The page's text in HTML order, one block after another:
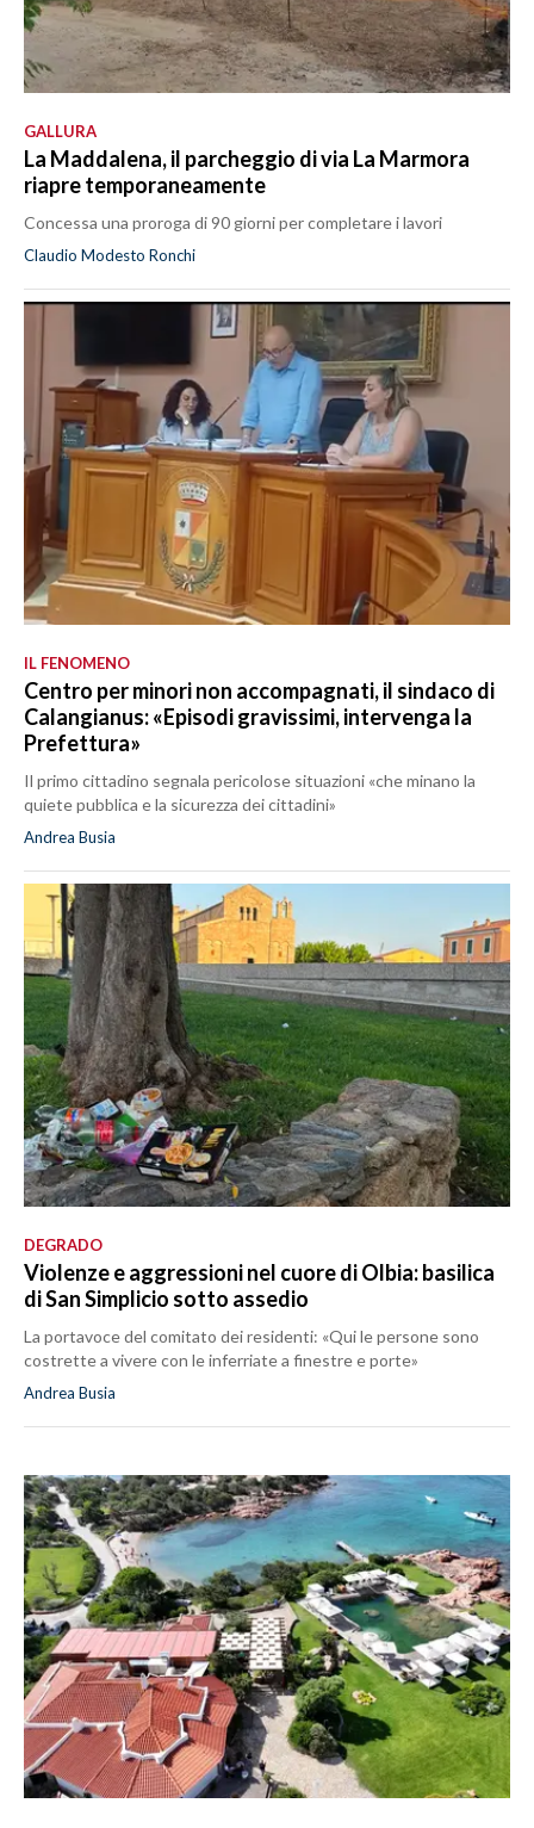
GALLURA
La Maddalena, il parcheggio di via La Marmora
riapre temporaneamente
Concessa una proroga di 90 giorni per completare i lavori
Claudio Modesto Ronchi
IL FENOMENO
Centro per minori non accompagnati, il sindaco di
Calangianus: «Episodi gravissimi, intervenga la
Prefettura»
Il primo cittadino segnala pericolose situazioni «che minano la
quiete pubblica e la sicurezza dei cittadini»
Andrea Busia
DEGRADO
Violenze e aggressioni nel cuore di Olbia: basilica
di San Simplicio sotto assedio
La portavoce del comitato dei residenti: «Qui le persone sono
costrette a vivere con le inferriate a finestre e porte»
Andrea Busia